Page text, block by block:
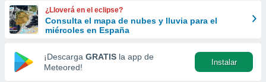
y
forma
digital
basada
¿Lloverá en el eclipse?
Consulta el mapa de nubes y lluvia para el
miércoles en España
¡Descarga GRATIS la app de
Meteored!
Instalar